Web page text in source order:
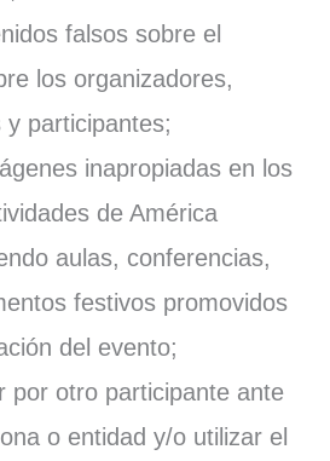
falsos sobre el
los organizadores,
y participantes;
inapropiadas en los
de América
aulas, conferencias,
festivos promovidos
del evento;
por otro participante ante
o entidad y/o utilizar el